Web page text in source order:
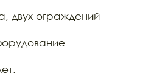
двух ограждений